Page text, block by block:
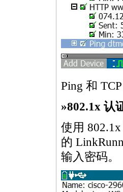
Ping 和
»802.1x 认
使用
的
输入密码。